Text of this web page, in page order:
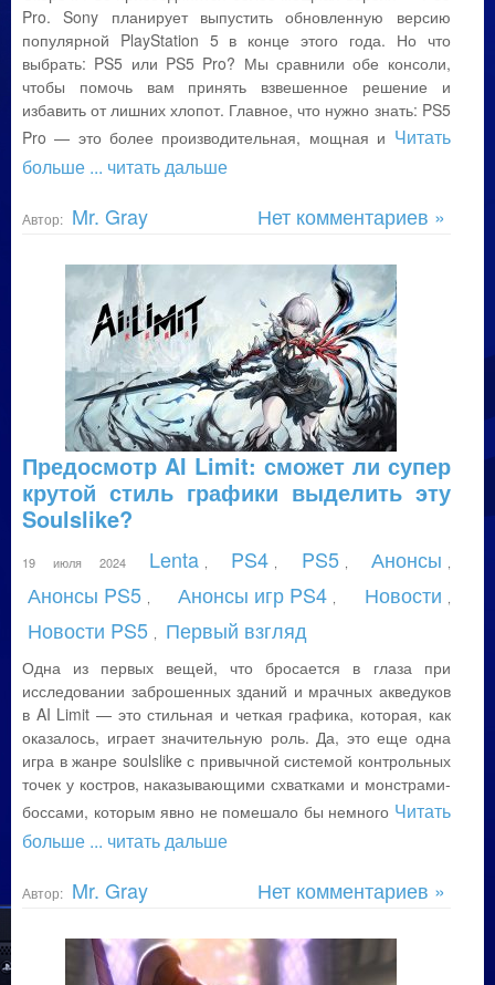
Pro. Sony планирует выпустить обновленную версию
популярной PlayStation 5 в конце этого года. Но что
выбрать: PS5 или PS5 Pro? Мы сравнили обе консоли,
чтобы помочь вам принять взвешенное решение и
избавить от лишних хлопот. Главное, что нужно знать: PS5
Pro — это более производительная, мощная и Читать
больше ... читать дальше
Автор: Mr. Gray Нет комментариев »
Предосмотр AI Limit: сможет ли супер
крутой стиль графики выделить эту
Soulslike?
19 июля 2024 Lenta PS4 PS5 Анонсы
Анонсы PS5 Анонсы игр PS4 Новости
Новости PS5 Первый взгляд
Одна из первых вещей, что бросается в глаза при
исследовании заброшенных зданий и мрачных акведуков
в AI Limit — это стильная и четкая графика, которая, как
оказалось, играет значительную роль. Да, это еще одна
игра в жанре soulslike с привычной системой контрольных
точек у костров, наказывающими схватками и монстрами-
боссами, которым явно не помешало бы немного Читать
больше ... читать дальше
Автор: Mr. Gray Нет комментариев »